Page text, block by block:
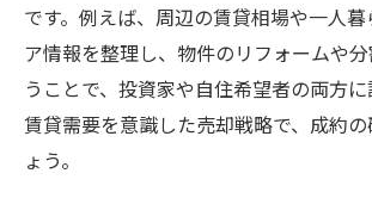
です。例えば、周辺の賃貸相場や一人
ア情報を整理し、物件のリフォームや
うことで、投資家や自住希望者の両方に
賃貸需要を意識した売却戦略で、成約
ょう。